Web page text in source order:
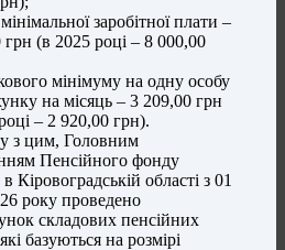
заробітної плати –
грн (в 2025 році – 8 000,00
мінімуму на одну особу
на місяць – 3 209,00 грн
– 2 920,00 грн).
з цим, Головним
Пенсійного фонду
Кіровоградській області з 01
року проведено
складових пенсійних
базуються на розмірі